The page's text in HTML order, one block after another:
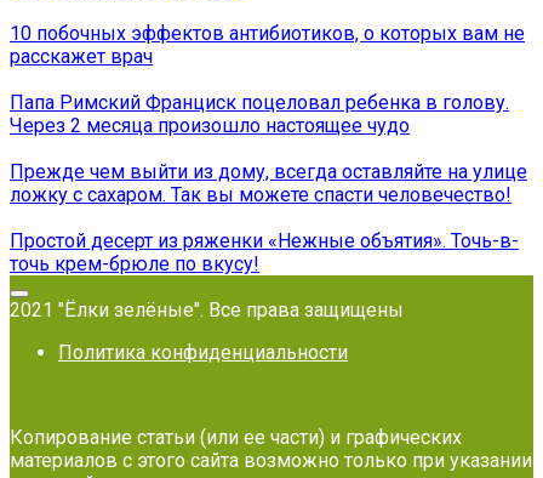
10 побочных эффектов антибиотиков, о которых вам не
расскажет врач
Папа Римский Франциск поцеловал ребенка в голову.
Через 2 месяца произошло настоящее чудо
Прежде чем выйти из дому, всегда оставляйте на улице
ложку с сахаром. Так вы можете спасти человечество!
Простой десерт из ряженки «Нежные объятия». Точь-в-
точь крем-брюле по вкусу!
2021 "Ёлки зелёные". Все права защищены
Политика конфиденциальности
Копирование статьи (или ее части) и графических
материалов с этого сайта возможно только при указании